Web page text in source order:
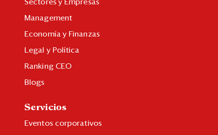
Sectores y Empresas
Management
Economía y Finanzas
Legal y Política
Ranking CEO
Blogs
Servicios
Eventos corporativos